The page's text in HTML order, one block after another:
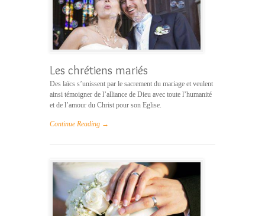
Les chrétiens mariés
Des laïcs s’unissent par le sacrement du mariage et veulent
ainsi témoigner de l’alliance de Dieu avec toute l’humanité
et de l’amour du Christ pour son Eglise.
Continue Reading →